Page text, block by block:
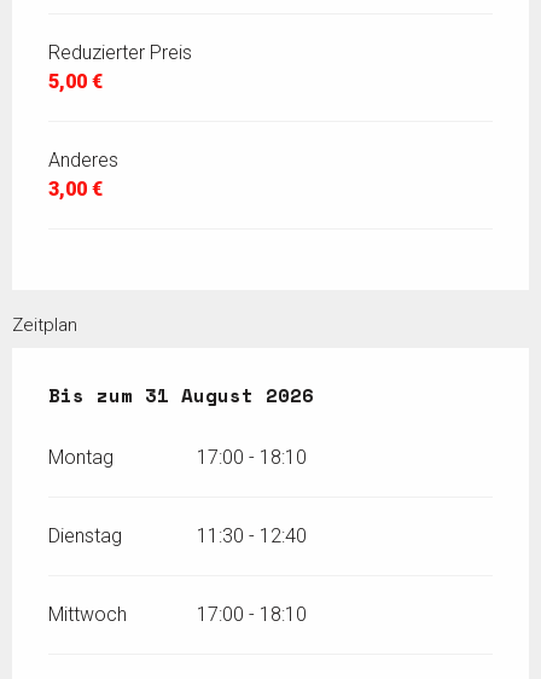
Reduzierter Preis
5,00 €
Anderes
3,00 €
Zeitplan
vom 12 Juli 2026 bis zum
Bis zum 31 August 2026
Montag 17:00 - 18:10
Dienstag 11:30 - 12:40
Mittwoch 17:00 - 18:10